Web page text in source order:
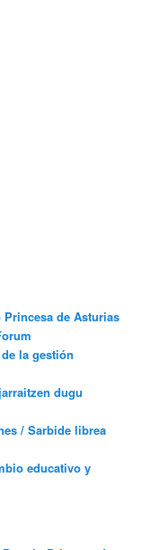
de Asturias
la gestión
dugu
/ Sarbide librea
educativo y